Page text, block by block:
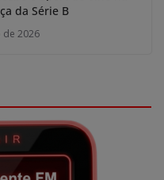
da Série B
de 2026